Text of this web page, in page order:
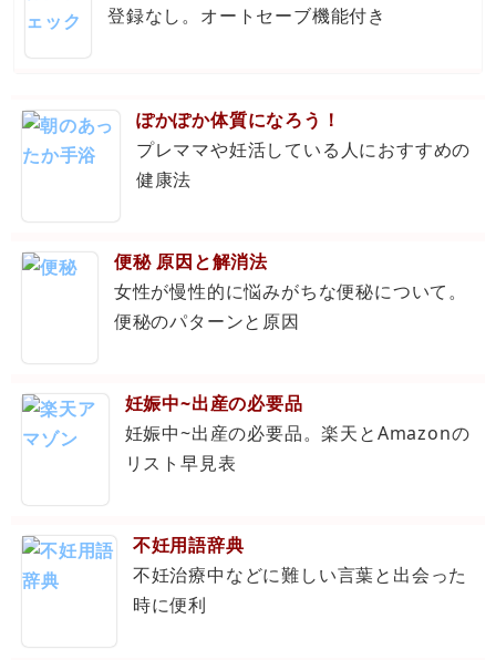
登録なし。オートセーブ機能付き
ぽかぽか体質になろう！
プレママや妊活している人におすすめの
健康法
便秘 原因と解消法
女性が慢性的に悩みがちな便秘について。
便秘のパターンと原因
妊娠中~出産の必要品
妊娠中~出産の必要品。楽天とAmazonの
リスト早見表
不妊用語辞典
不妊治療中などに難しい言葉と出会った
時に便利